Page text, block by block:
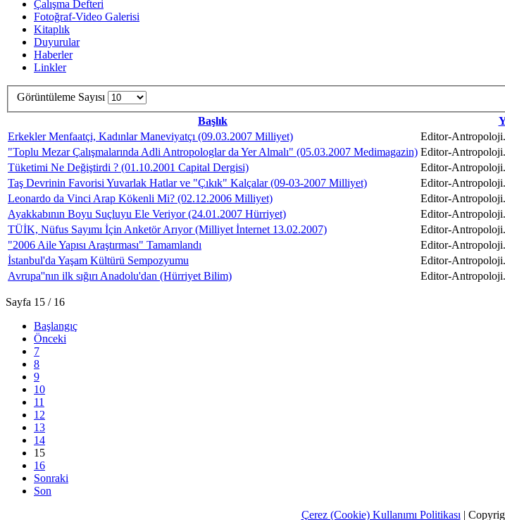
Çalışma Defteri
Fotoğraf-Video Galerisi
Kitaplık
Duyurular
Haberler
Linkler
Görüntüleme Sayısı
Başlık
Erkekler Menfaatçi, Kadınlar Maneviyatçı (09.03.2007 Milliyet)
Editor-
"Toplu Mezar Çalışmalarında Adli Antropologlar da Yer Almalı" (05.03.2007 Medimagazin) Editor-
Tüketimi Ne Değiştirdi ? (01.10.2001 Capital Dergisi)
Editor-
Taş Devrinin Favorisi Yuvarlak Hatlar ve "Çıkık" Kalçalar (09-03-2007 Milliyet)
Editor-
Leonardo da Vinci Arap Kökenli Mi? (02.12.2006 Milliyet)
Editor-
Ayakkabının Boyu Suçluyu Ele Veriyor (24.01.2007 Hürriyet)
Editor-
TÜİK, Nüfus Sayımı İçin Anketör Arıyor (Milliyet İnternet 13.02.2007)
Editor-
"2006 Aile Yapısı Araştırması" Tamamlandı
Editor-
İstanbul'da Yaşam Kültürü Sempozyumu
Editor-
Avrupa''nın ilk sığırı Anadolu'dan (Hürriyet Bilim)
Editor-
Sayfa 15 / 16
Başlangıç
Önceki
7
8
9
10
11
12
13
14
15
16
Sonraki
Son
Çerez (Cookie) Kullanımı Politikası |